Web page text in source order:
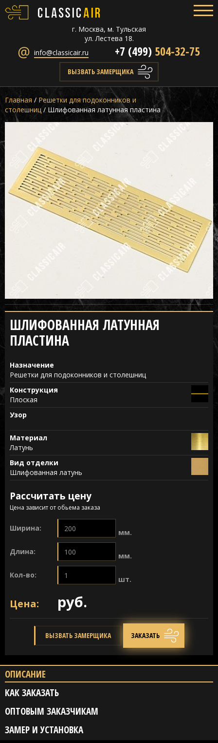
г. Москва, м. Тульская
ул. Лестева 18.
info@classicair.ru
+7 (499) 504-32-75
ВЫЗВАТЬ ЗАМЕРЩИКА
Главная / Решетки для подоконников и
столешниц / Шлифованная латунная пластина
ШЛИФОВАННАЯ ЛАТУННАЯ
ПЛАСТИНА
Назначение
Решетки для подоконников и столешниц
Конструкция
Плоская
Узор
Материал
Латунь
Вид отделки
Шлифованная латунь
Рассчитать цену
Цена зависит от обьема заказа
Ширина: мм.
Длина: мм.
Кол-во: шт.
Цена: руб.
ВЫЗВАТЬ ЗАМЕРЩИКА ЗАКАЗАТЬ
ОПИСАНИЕ
КАК ЗАКАЗАТЬ
ОПТОВЫМ ЗАКАЗЧИКАМ
ЗАМЕР И УСТАНОВКА